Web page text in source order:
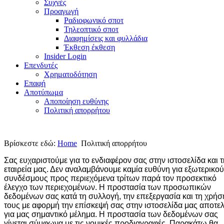
Συχνές
Προαγωγή
Ραδιοφωνικό σποτ
Τηλεοπτικό σποτ
Διαφημίσεις και φυλλάδια
Έκθεση έκθεση
Insider Login
Επενδυτές
Χρηματοδότηση
Eπαφή
Αποτύπωμα
Αποποίηση ευθύνης
Πολιτική απορρήτου
Βρίσκεστε εδώ: Home Πολιτική απορρήτου
Σας ευχαριστούμε για το ενδιαφέρον σας στην ιστοσελίδα και
εταιρεία μας. Δεν αναλαμβάνουμε καμία ευθύνη για
συνδέσμους προς περιεχόμενα τρίτων παρά τον προσεκτικό
έλεγχο των περιεχομένων. Η προστασία των προσωπικών
δεδομένων σας κατά τη συλλογή, την επεξεργασία και τη
τους με αφορμή την επίσκεψή σας στην ιστοσελίδα μας
για μας σημαντικό μέλημα. Η προστασία των δεδομένων σας